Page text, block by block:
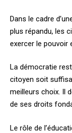
Dans le cadre
plus répandu, les
exercer le pouvoir
La démocratie
citoyen soit
meilleurs choix. Il
de ses droits
Le rôle de